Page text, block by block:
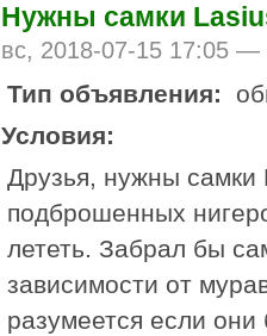
Нужны самки
вс, 2018-07-15 17:05 —
Тип объявления:
Условия:
Друзья, нужны самки
подброшенных
лететь. Забрал бы
зависимости от
разумеется если